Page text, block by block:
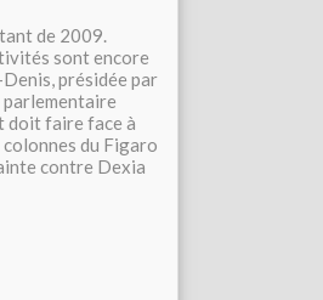
de 2009.
sont encore
présidée par
doit faire face à
du Figaro
contre Dexia